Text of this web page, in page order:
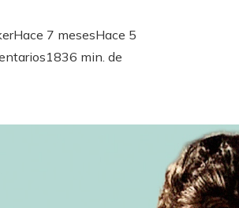
Hace 7 mesesHace 5
1836 min. de